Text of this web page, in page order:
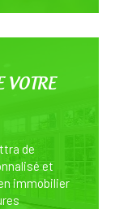
VOTRE
de
et
immobilier